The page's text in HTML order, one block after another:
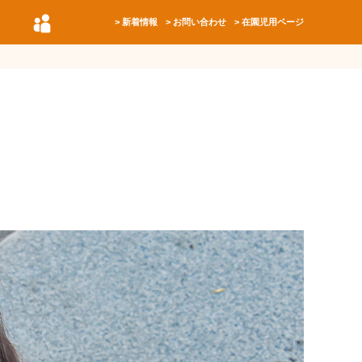
新着情報 お問い合わせ 在園児用ページ